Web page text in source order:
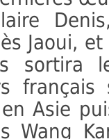
Jaoui,
sortira
Asie
Wang